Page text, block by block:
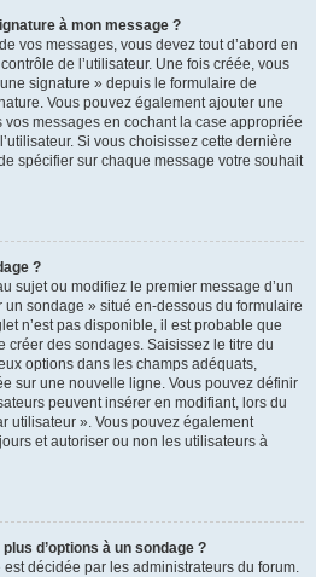
à mon message ?
vos messages, vous devez tout d’abord en
de l’utilisateur. Une fois créée, vous
signature » depuis le formulaire de
Vous pouvez également ajouter une
messages en cochant la case appropriée
Si vous choisissez cette dernière
spécifier sur chaque message votre souhait
?
sujet ou modifiez le premier message d’un
un sondage » situé en-dessous du formulaire
n’est pas disponible, il est probable que
créer des sondages. Saisissez le titre du
options dans les champs adéquats,
sur une nouvelle ligne. Vous pouvez définir
peuvent insérer en modifiant, lors du
utilisateur ». Vous pouvez également
et autoriser ou non les utilisateurs à
d’options à un sondage ?
est décidée par les administrateurs du forum.